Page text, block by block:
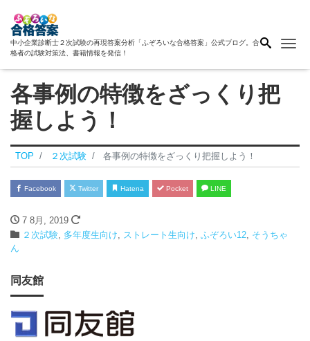
中小企業診断士２次試験の再現答案分析「ふぞろいな合格答案」公式ブログ。合
格者の試験対策法、書籍情報を発信！
各事例の特徴をざっくり把
握しよう！
TOP ２次試験 各事例の特徴をざっくり把握しよう！
Facebook Twitter Hatena Pocket LINE
7 8月, 2019
２次試験 多年度生向け ストレート生向け ふぞろい12 そうちゃ
ん
同友館